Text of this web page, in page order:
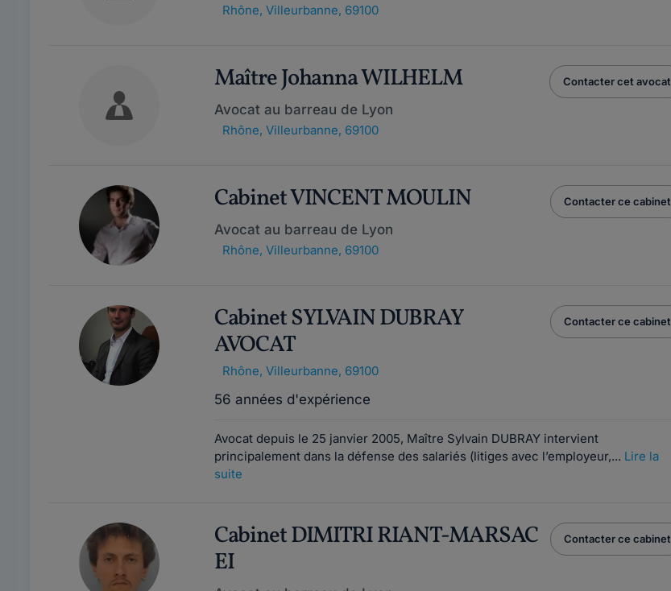
Rhône, Villeurbanne, 69100
Maître Johanna WILHELM
Avocat au barreau de Lyon
Rhône, Villeurbanne, 69100
Contacter cet avocat
Cabinet VINCENT MOULIN
Avocat au barreau de Lyon
Rhône, Villeurbanne, 69100
Contacter ce cabinet
Cabinet SYLVAIN DUBRAY
AVOCAT
Rhône, Villeurbanne, 69100
56 années d'expérience
Contacter ce cabinet
Avocat depuis le 25 janvier 2005, Maître Sylvain DUBRAY intervient
principalement dans la défense des salariés (litiges avec l’employeur,... Lire la
suite
Cabinet DIMITRI RIANT-MARSAC
EI
Contacter ce cabinet